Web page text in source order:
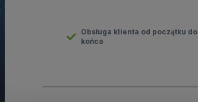
Obsługa klienta od początku do
końca